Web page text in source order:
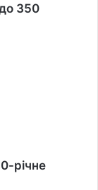
350
річне